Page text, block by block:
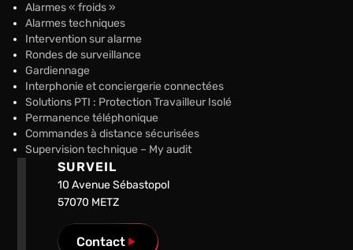
Alarmes « froids »
Alarmes techniques
Intervention sur alarme
Rondes de surveillance
Gardiennage
Interphonie et conciergerie connectées
Solutions PTI : Protection Travailleur Isolé
Permanence téléphonique
Commandes à distance sécurisées
Supervision technique – My audit
SURVEIL
10 Avenue Sébastopol
57070 METZ
Contact